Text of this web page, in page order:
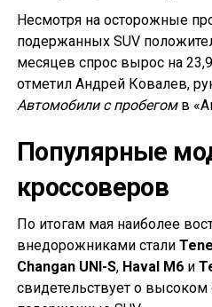
Несмотря на осторожные
подержанных SUV
месяцев спрос вырос на
отметил Андрей Ковалев,
Автомобили с пробегомв
Популярные
кроссоверов
По итогам мая наиболее
внедорожниками стали
Changan UNI-S, Haval M6и
свидетельствует о